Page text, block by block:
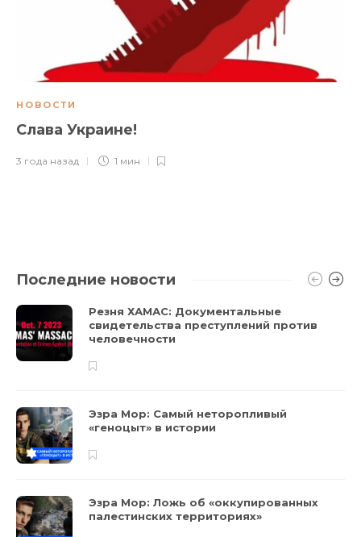
НОВОСТИ
Слава Украине!
3 года назад 1 мин
Последние новости
Резня ХАМАС: Документальные
свидетельства преступлений против
человечности
Эзра Мор: Самый неторопливый
«геноцыт» в истории
Эзра Мор: Ложь об «оккупированных
палестинских территориях»